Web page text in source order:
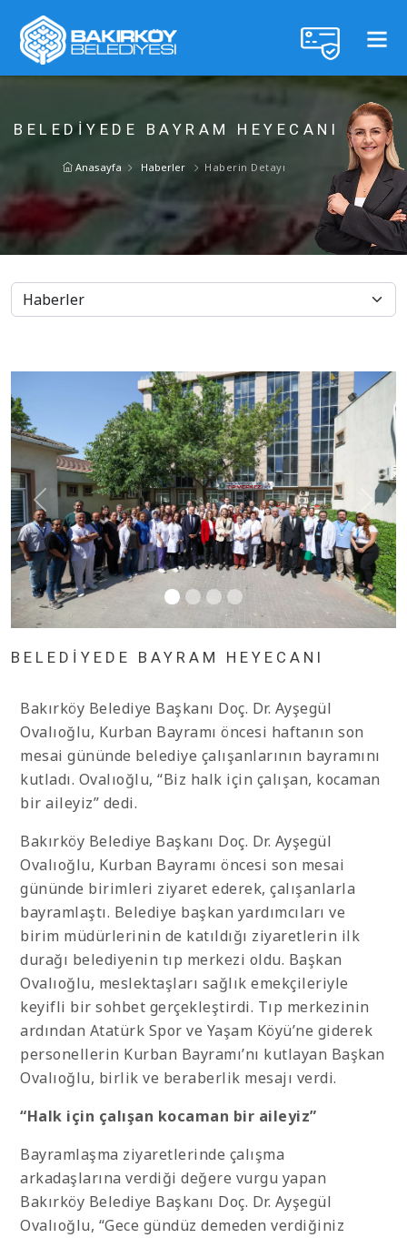
BELEDİYEDE BAYRAM HEYECANI
Anasayfa Haberler Haberin Detayı
BELEDİYEDE BAYRAM HEYECANI
Bakırköy Belediye Başkanı Doç. Dr. Ayşegül
Ovalıoğlu, Kurban Bayramı öncesi haftanın son
mesai gününde belediye çalışanlarının bayramını
kutladı. Ovalıoğlu, “Biz halk için çalışan, kocaman
bir aileyiz” dedi.
Bakırköy Belediye Başkanı Doç. Dr. Ayşegül
Ovalıoğlu, Kurban Bayramı öncesi son mesai
gününde birimleri ziyaret ederek, çalışanlarla
bayramlaştı. Belediye başkan yardımcıları ve
birim müdürlerinin de katıldığı ziyaretlerin ilk
durağı belediyenin tıp merkezi oldu. Başkan
Ovalıoğlu, meslektaşları sağlık emekçileriyle
keyifli bir sohbet gerçekleştirdi. Tıp merkezinin
ardından Atatürk Spor ve Yaşam Köyü’ne giderek
personellerin Kurban Bayramı’nı kutlayan Başkan
Ovalıoğlu, birlik ve beraberlik mesajı verdi.
“Halk için çalışan kocaman bir aileyiz”
Bayramlaşma ziyaretlerinde çalışma
arkadaşlarına verdiği değere vurgu yapan
Bakırköy Belediye Başkanı Doç. Dr. Ayşegül
Ovalıoğlu, “Gece gündüz demeden verdiğiniz